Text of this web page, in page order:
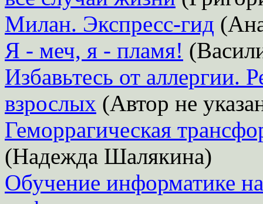
Милан. Экспресс-гид
Я - меч, я - пламя!
Избавьтесь от аллергии.
взрослых (Автор не
Геморрагическая
(Надежда Шалякина)
Обучение информатике